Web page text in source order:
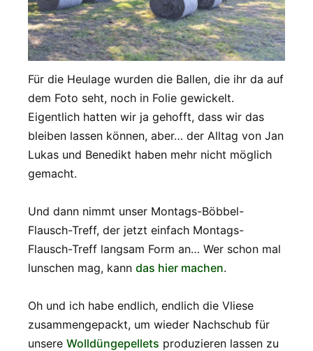
Für die Heulage wurden die Ballen, die ihr da auf
dem Foto seht, noch in Folie gewickelt.
Eigentlich hatten wir ja gehofft, dass wir das
bleiben lassen können, aber… der Alltag von Jan
Lukas und Benedikt haben mehr nicht möglich
gemacht.
Und dann nimmt unser Montags-Böbbel-
Flausch-Treff, der jetzt einfach Montags-
Flausch-Treff langsam Form an… Wer schon mal
lunschen mag, kann das hier machen.
Oh und ich habe endlich, endlich die Vliese
zusammengepackt, um wieder Nachschub für
unsere Wolldüngepellets produzieren lassen zu